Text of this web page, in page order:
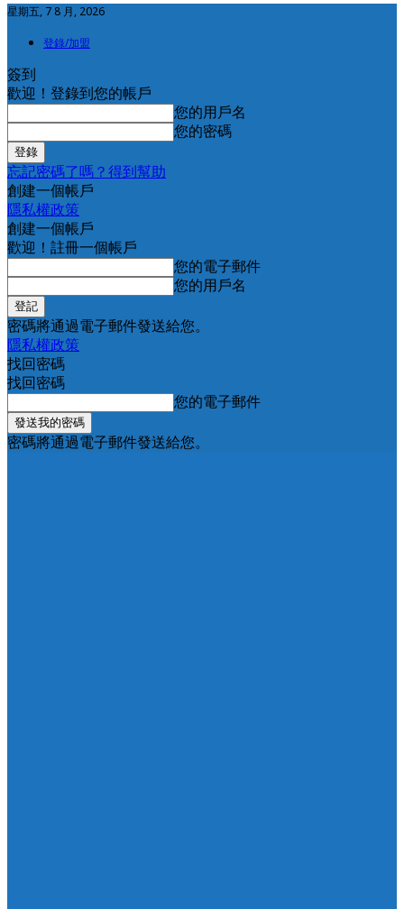
星期五, 7 8 月, 2026
登錄/加盟
簽到
歡迎！登錄到您的帳戶
您的用戶名
您的密碼
忘記密碼了嗎？得到幫助
創建一個帳戶
隱私權政策
創建一個帳戶
歡迎！註冊一個帳戶
您的電子郵件
您的用戶名
密碼將通過電子郵件發送給您。
隱私權政策
找回密碼
找回密碼
您的電子郵件
密碼將通過電子郵件發送給您。